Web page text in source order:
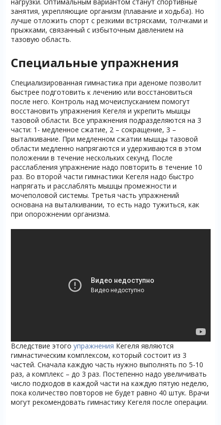
занятия, укрепляющие организм (плавание и ходьба). Но
лучше отложить спорт с резкими встрясками, толчками и
прыжками, связанный с избыточным давлением на
тазовую область.
Специальные упражнения
Специализированная гимнастика при аденоме позволит
быстрее подготовить к лечению или восстановиться
после него. Контроль над мочеиспусканием помогут
восстановить упражнения Кегеля и укрепить мышцы
тазовой области. Все упражнения подразделяются на 3
части: 1- медленное сжатие, 2 – сокращение, 3 –
выталкивание. При медленном сжатии мышцы тазовой
области медленно напрягаются и удерживаются в этом
положении в течение нескольких секунд. После
расслабления упражнение надо повторить в течение 10
раз. Во второй части гимнастики Кегеля надо быстро
напрягать и расслаблять мышцы промежности и
мочеполовой системы. Третья часть упражнений
основана на выталкивании, то есть надо тужиться, как
при опорожнении организма.
Вследствие этого упражнения Кегеля являются
гимнастическим комплексом, который состоит из 3
частей. Сначала каждую часть нужно выполнять по 5-10
раз, а комплекс – до 3 раз. Постепенно надо увеличивать
число подходов в каждой части на каждую пятую неделю,
пока количество повторов не будет равно 40 штук. Врачи
могут рекомендовать гимнастику Кегеля после операции.